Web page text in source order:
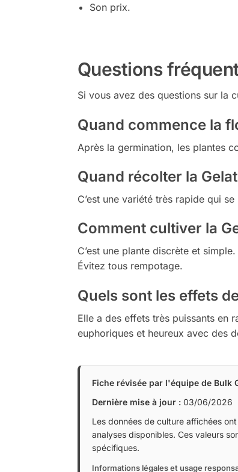
Son prix.
Questions
Si vous avez des questions sur la
Quand commence la
Après la germination, les plantes
Quand récolter la
C’est une variété très rapide qui
Comment cultiver la
C’est une plante discrète et
Évitez tous rempotage.
Quels sont les effets
Elle a des effets très puissants en
euphoriques et heureux avec des
Fiche révisée par l'équipe de Bulk
Dernière mise à jour :03/06/2026
Les données de culture affichées
analyses disponibles. Ces valeurs
spécifiques.
Informations légales et usage